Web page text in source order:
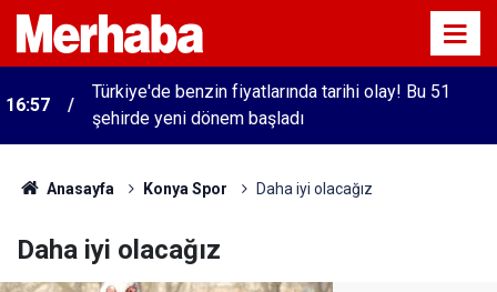
16:57
Türkiye'de benzin fiyatlarında tarihi olay! Bu 51
şehirde yeni dönem başladı
Anasayfa Konya Spor Daha iyi olacağız
Daha iyi olacağız